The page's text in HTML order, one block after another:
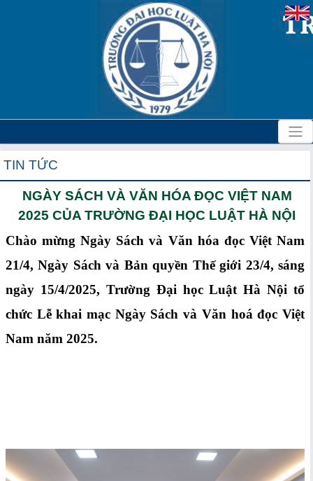
TIN TỨC
NGÀY SÁCH VÀ VĂN HÓA ĐỌC VIỆT NAM
2025 CỦA TRƯỜNG ĐẠI HỌC LUẬT HÀ NỘI
Chào mừng Ngày Sách và Văn hóa đọc Việt Nam
21/4, Ngày Sách và Bản quyền Thế giới 23/4, sáng
ngày 15/4/2025, Trường Đại học Luật Hà Nội tổ
chức Lễ khai mạc Ngày Sách và Văn hoá đọc Việt
Nam năm 2025.